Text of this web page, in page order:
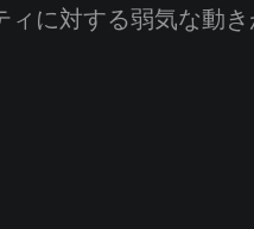
に対する弱気な動